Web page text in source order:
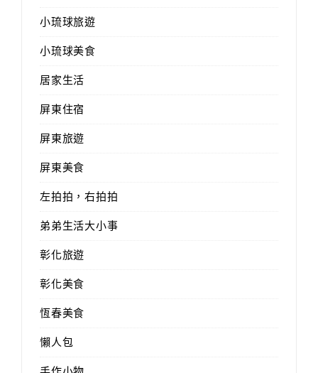
小琉球旅遊
小琉球美食
居家生活
屏東住宿
屏東旅遊
屏東美食
左拍拍，右拍拍
弟弟生活大小事
彰化旅遊
彰化美食
恆春美食
懶人包